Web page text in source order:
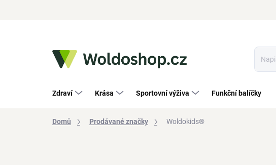
Zdraví Krása Sportovní výživa Funkční balíčky
Domů Prodávané značky Woldokids®